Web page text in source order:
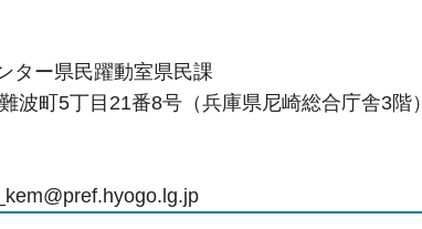
ター県民躍動室県民課
波町5丁目21番8号（兵庫県尼崎総合庁舎3階）